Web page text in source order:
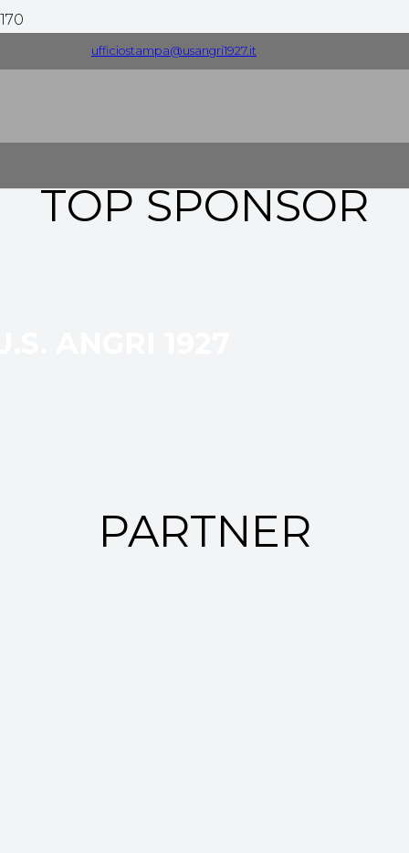
ufficiostampa@usangri1927.it
MAIN SPONSOR
TOP SPONSOR
PARTNER